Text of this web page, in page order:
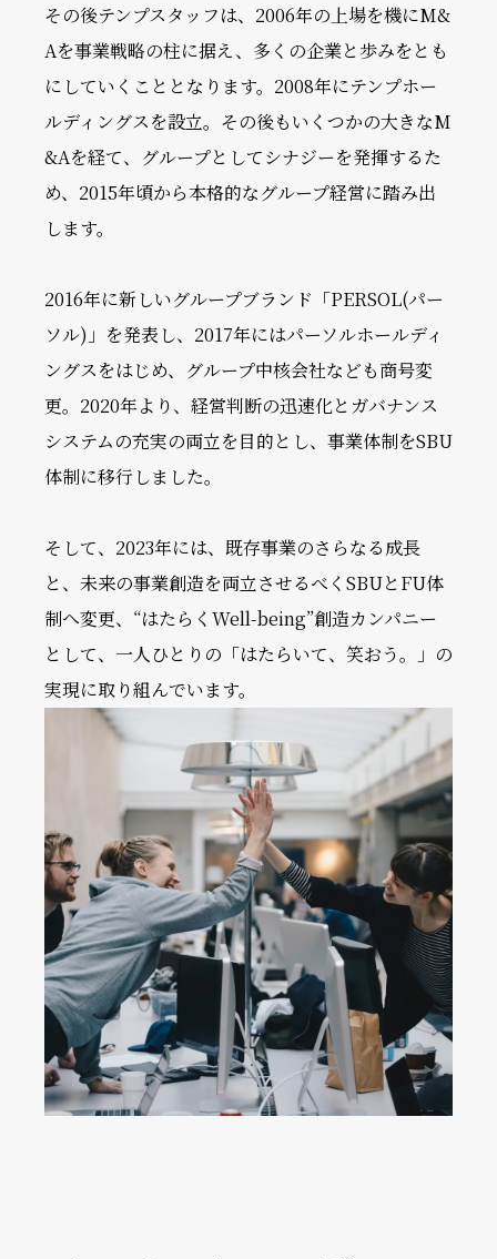
その後テンプスタッフは、2006年の上場を機にM&
Aを事業戦略の柱に据え、多くの企業と歩みをとも
にしていくこととなります。2008年にテンプホー
ルディングスを設立。その後もいくつかの大きなM
&Aを経て、グループとしてシナジーを発揮するた
め、2015年頃から本格的なグループ経営に踏み出
します。
2016年に新しいグループブランド「PERSOL(パー
ソル)」を発表し、2017年にはパーソルホールディ
ングスをはじめ、グループ中核会社なども商号変
更。2020年より、経営判断の迅速化とガバナンス
システムの充実の両立を目的とし、事業体制をSBU
体制に移行しました。
そして、2023年には、既存事業のさらなる成長
と、未来の事業創造を両立させるべくSBUとFU体
制へ変更、“はたらくWell-being”創造カンパニー
として、一人ひとりの「はたらいて、笑おう。」の
実現に取り組んでいます。